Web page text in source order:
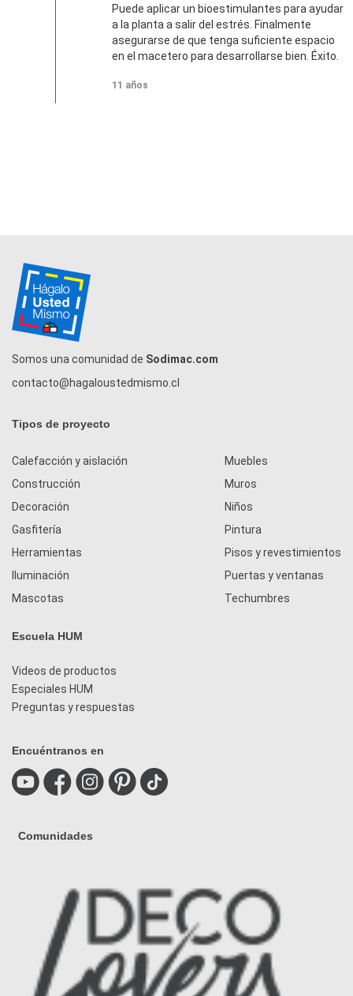
Puede aplicar un bioestimulantes para ayudar
a la planta a salir del estrés. Finalmente
asegurarse de que tenga suficiente espacio
en el macetero para desarrollarse bien. Éxito.
11 años
Somos una comunidad de Sodimac.com
contacto@hagaloustedmismo.cl
Tipos de proyecto
Calefacción y aislación
Construcción
Decoración
Gasfitería
Herramientas
Iluminación
Mascotas
Muebles
Muros
Niños
Pintura
Pisos y revestimientos
Puertas y ventanas
Techumbres
Escuela HUM
Videos de productos
Especiales HUM
Preguntas y respuestas
Encuéntranos en
Comunidades